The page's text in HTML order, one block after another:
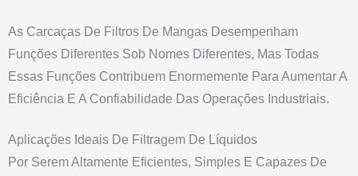
As Carcaças De Filtros De Mangas Desempenham
Funções Diferentes Sob Nomes Diferentes, Mas Todas
Essas Funções Contribuem Enormemente Para Aumentar A
Eficiência E A Confiabilidade Das Operações Industriais.
Aplicações Ideais De Filtragem De Líquidos
Por Serem Altamente Eficientes, Simples E Capazes De